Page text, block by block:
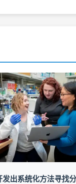
发出系统化方法寻找